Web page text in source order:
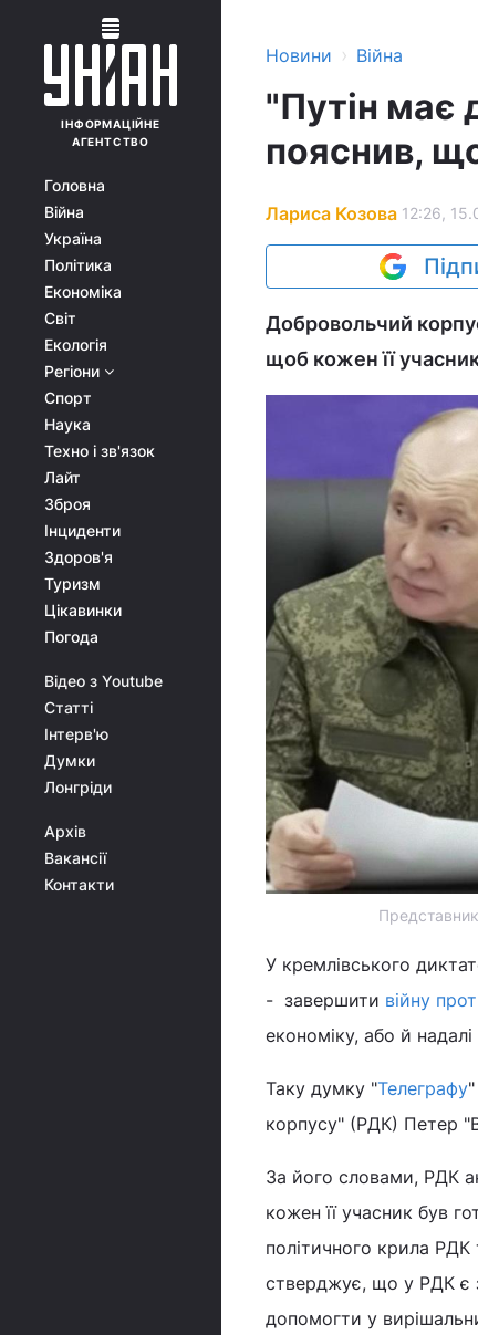
ІНФОРМАЦІЙНЕ
АГЕНТСТВО
Головна
Війна
Україна
Політика
Економіка
Світ
Екологія
Регіони
Спорт
Наука
Техно і зв'язок
Лайт
Зброя
Інциденти
Здоров'я
Туризм
Цікавинки
Погода
Відео з Youtube
Статті
Інтерв'ю
Думки
Лонгріди
Архів
Вакансії
Контакти
Новини › Війна
"Путін має
пояснив,
Лариса Козова 12:26,
Добровольчий
щоб кожен її
У кремлівського
- завершити війну
економіку, або й
Таку думку "Телеграфу
корпусу" (РДК) Петер
За його словами, РДК
кожен її учасник був
політичного крила
стверджує, що у РДК є
допомогти у